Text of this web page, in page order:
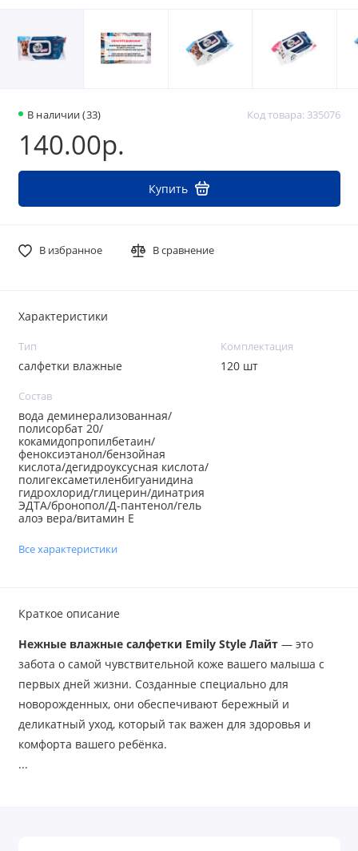
В наличии (33) Код товара: 335076
140.00р.
Купить
В избранное В сравнение
Характеристики
Тип
салфетки влажные
Комплектация
120 шт
Состав
вода деминерализованная/
полисорбат 20/
кокамидопропилбетаин/
феноксиэтанол/бензойная
кислота/дегидроуксусная кислота/
полигексаметиленбигуанидина
гидрохлорид/глицерин/динатрия
ЭДТА/бронопол/Д-пантенол/гель
алоэ вера/витамин Е
Все характеристики
Краткое описание
Нежные влажные салфетки Emily Style Лайт— это
забота о самой чувствительной коже вашего малыша с
первых дней жизни. Созданные специально для
новорожденных, они обеспечивают бережный и
деликатный уход, который так важен для здоровья и
комфорта вашего ребёнка.
...